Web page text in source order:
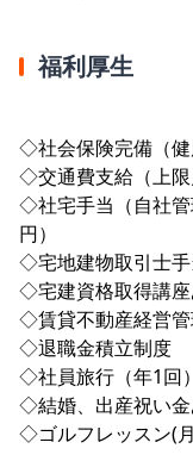
福利厚生
◇社会保険完備（健
◇交通費支給（上限
◇社宅手当（自社
円）
◇宅地建物取引士手
◇宅建資格取得講座
◇賃貸不動産経営
◇退職金積立制度
◇社員旅行（年1
◇結婚、出産祝い金
◇ゴルフレッスン(